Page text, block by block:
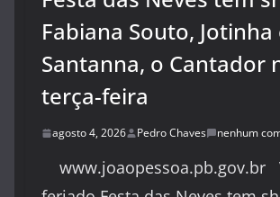
Fabiana Souto, Jotinha
Santanna, o Cantador
terça-feira
agosto 4, 2026 Pedro Chaves nenhum
www.joaopessoa.pb.gov.br